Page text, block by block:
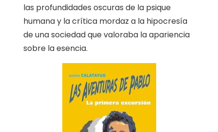
las profundidades oscuras de la psique
humana y la crítica mordaz a la hipocresía
de una sociedad que valoraba la apariencia
sobre la esencia.